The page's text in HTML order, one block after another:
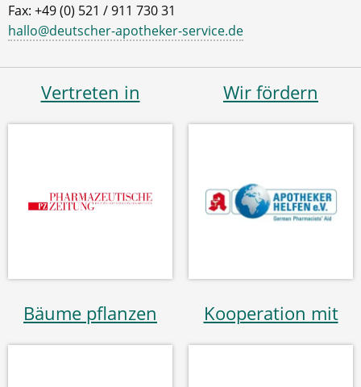
Fax: +49 (0) 521 / 911 730 31
hallo@deutscher-apotheker-service.de
Vertreten in Wir fördern
Bäume pflanzen Kooperation mit